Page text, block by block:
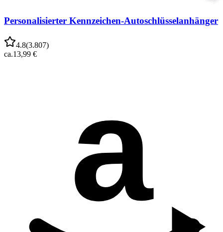
Personalisierter Kennzeichen-Autoschlüsselanhänger
4.8(3.807)
ca.13,99 €
a